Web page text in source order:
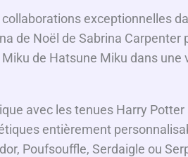
exceptionnelles
de Noël de Sabrina Carpenter
de Hatsune Miku dans une
avec les tenues Harry Potter
entièrement
Poufsouffle, Serdaigle ou